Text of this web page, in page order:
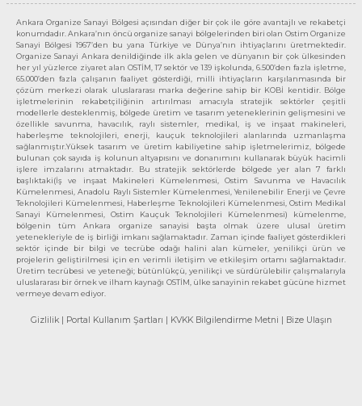
Ankara Organize Sanayi Bölgesi açısından diğer bir çok ile göre avantajlı ve rekabetçi
konumdadır. Ankara’nın öncü organize sanayi bölgelerinden biri olan Ostim Organize
Sanayi Bölgesi 1967’den bu yana Türkiye ve Dünya’nın ihtiyaçlarını üretmektedir.
Organize Sanayi Ankara denildiğinde ilk akla gelen ve dünyanın bir çok ülkesinden
her yıl yüzlerce ziyaret alan OSTİM, 17 sektör ve 139 işkolunda, 6.500’den fazla işletme,
65.000’den fazla çalışanın faaliyet gösterdiği, milli ihtiyaçların karşılanmasında bir
çözüm merkezi olarak uluslararası marka değerine sahip bir KOBİ kentidir. Bölge
işletmelerinin rekabetçiliğinin artırılması amacıyla stratejik sektörler çeşitli
modellerle desteklenmiş, bölgede üretim ve tasarım yeteneklerinin gelişmesini ve
özellikle savunma, havacılık, raylı sistemler, medikal, iş ve inşaat makineleri,
haberleşme teknolojileri, enerji, kauçuk teknolojileri alanlarında uzmanlaşma
sağlanmıştır.Yüksek tasarım ve üretim kabiliyetine sahip işletmelerimiz, bölgede
bulunan çok sayıda iş kolunun altyapısını ve donanımını kullanarak büyük hacimli
işlere imzalarını atmaktadır. Bu stratejik sektörlerde bölgede yer alan 7 farklı
başlıktaki(İş ve inşaat Makineleri Kümelenmesi, Ostim Savunma ve Havacılık
Kümelenmesi, Anadolu Raylı Sistemler Kümelenmesi, Yenilenebilir Enerji ve Çevre
Teknolojileri Kümelenmesi, Haberleşme Teknolojileri Kümelenmesi, Ostim Medikal
Sanayi Kümelenmesi, Ostim Kauçuk Teknolojileri Kümelenmesi) kümelenme,
bölgenin tüm Ankara organize sanayisi başta olmak üzere ulusal üretim
yetenekleriyle de iş birliği imkanı sağlamaktadır. Zaman içinde faaliyet gösterdikleri
sektör içinde bir bilgi ve tecrübe odağı halini alan kümeler, yenilikçi ürün ve
projelerin geliştirilmesi için en verimli iletişim ve etkileşim ortamı sağlamaktadır.
Üretim tecrübesi ve yeteneği; bütünlükçü, yenilikçi ve sürdürülebilir çalışmalarıyla
uluslararası bir örnek ve ilham kaynağı OSTİM, ülke sanayinin rekabet gücüne hizmet
vermeye devam ediyor.
Gizlilik | Portal Kullanım Şartları | KVKK Bilgilendirme Metni | Bize Ulaşın